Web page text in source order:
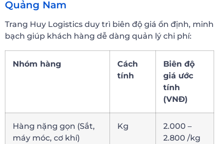
Quảng Nam
Trang Huy Logistics duy trì biên độ giá ổn định, minh
bạch giúp khách hàng dễ dàng quản lý chi phí:
Nhóm hàng
Cách
tính
Biên độ
giá ước
tính
(VNĐ)
Hàng nặng gọn (Sắt,
máy móc, cơ khí)
Kg
2.000 –
2.800 /kg